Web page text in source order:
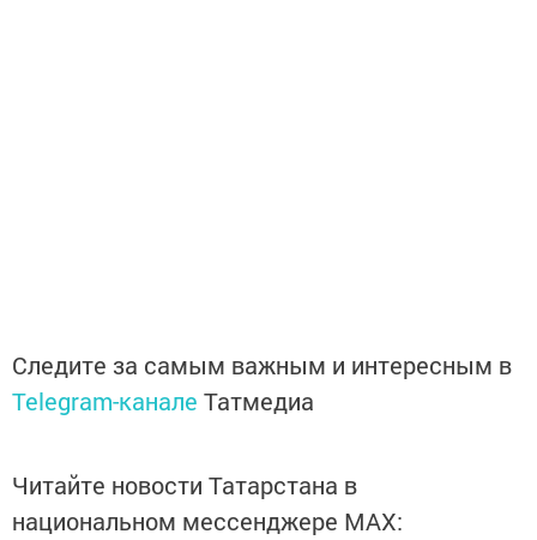
Следите за самым важным и интересным в
Telegram-канале Татмедиа
Читайте новости Татарстана в
национальном мессенджере MАХ: